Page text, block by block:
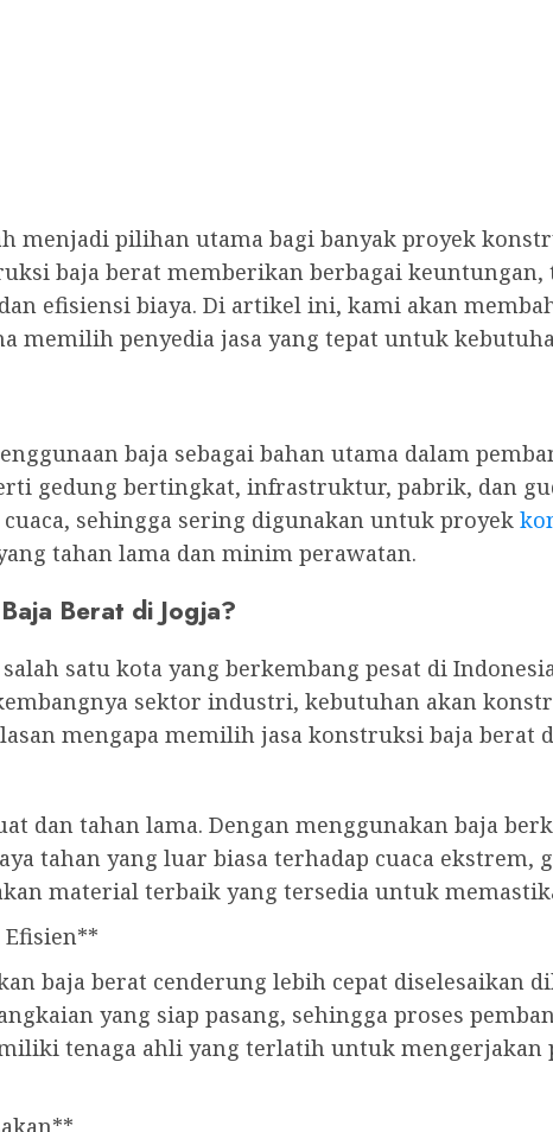
menjadi pilihan utama bagi banyak proyek
baja berat memberikan berbagai
efisiensi biaya. Di artikel ini, kami akan
memilih penyedia jasa yang tepat untuk
baja sebagai bahan utama dalam
gedung bertingkat, infrastruktur, pabrik, dan
sehingga sering digunakan untuk proyek
tahan lama dan minim perawatan.
Berat di Jogja?
satu kota yang berkembang pesat di
sektor industri, kebutuhan akan
mengapa memilih jasa konstruksi baja berat
dan tahan lama. Dengan menggunakan baja
tahan yang luar biasa terhadap cuaca ekstrem,
material terbaik yang tersedia untuk
Efisien**
baja berat cenderung lebih cepat diselesaikan
yang siap pasang, sehingga proses
tenaga ahli yang terlatih untuk mengerjakan